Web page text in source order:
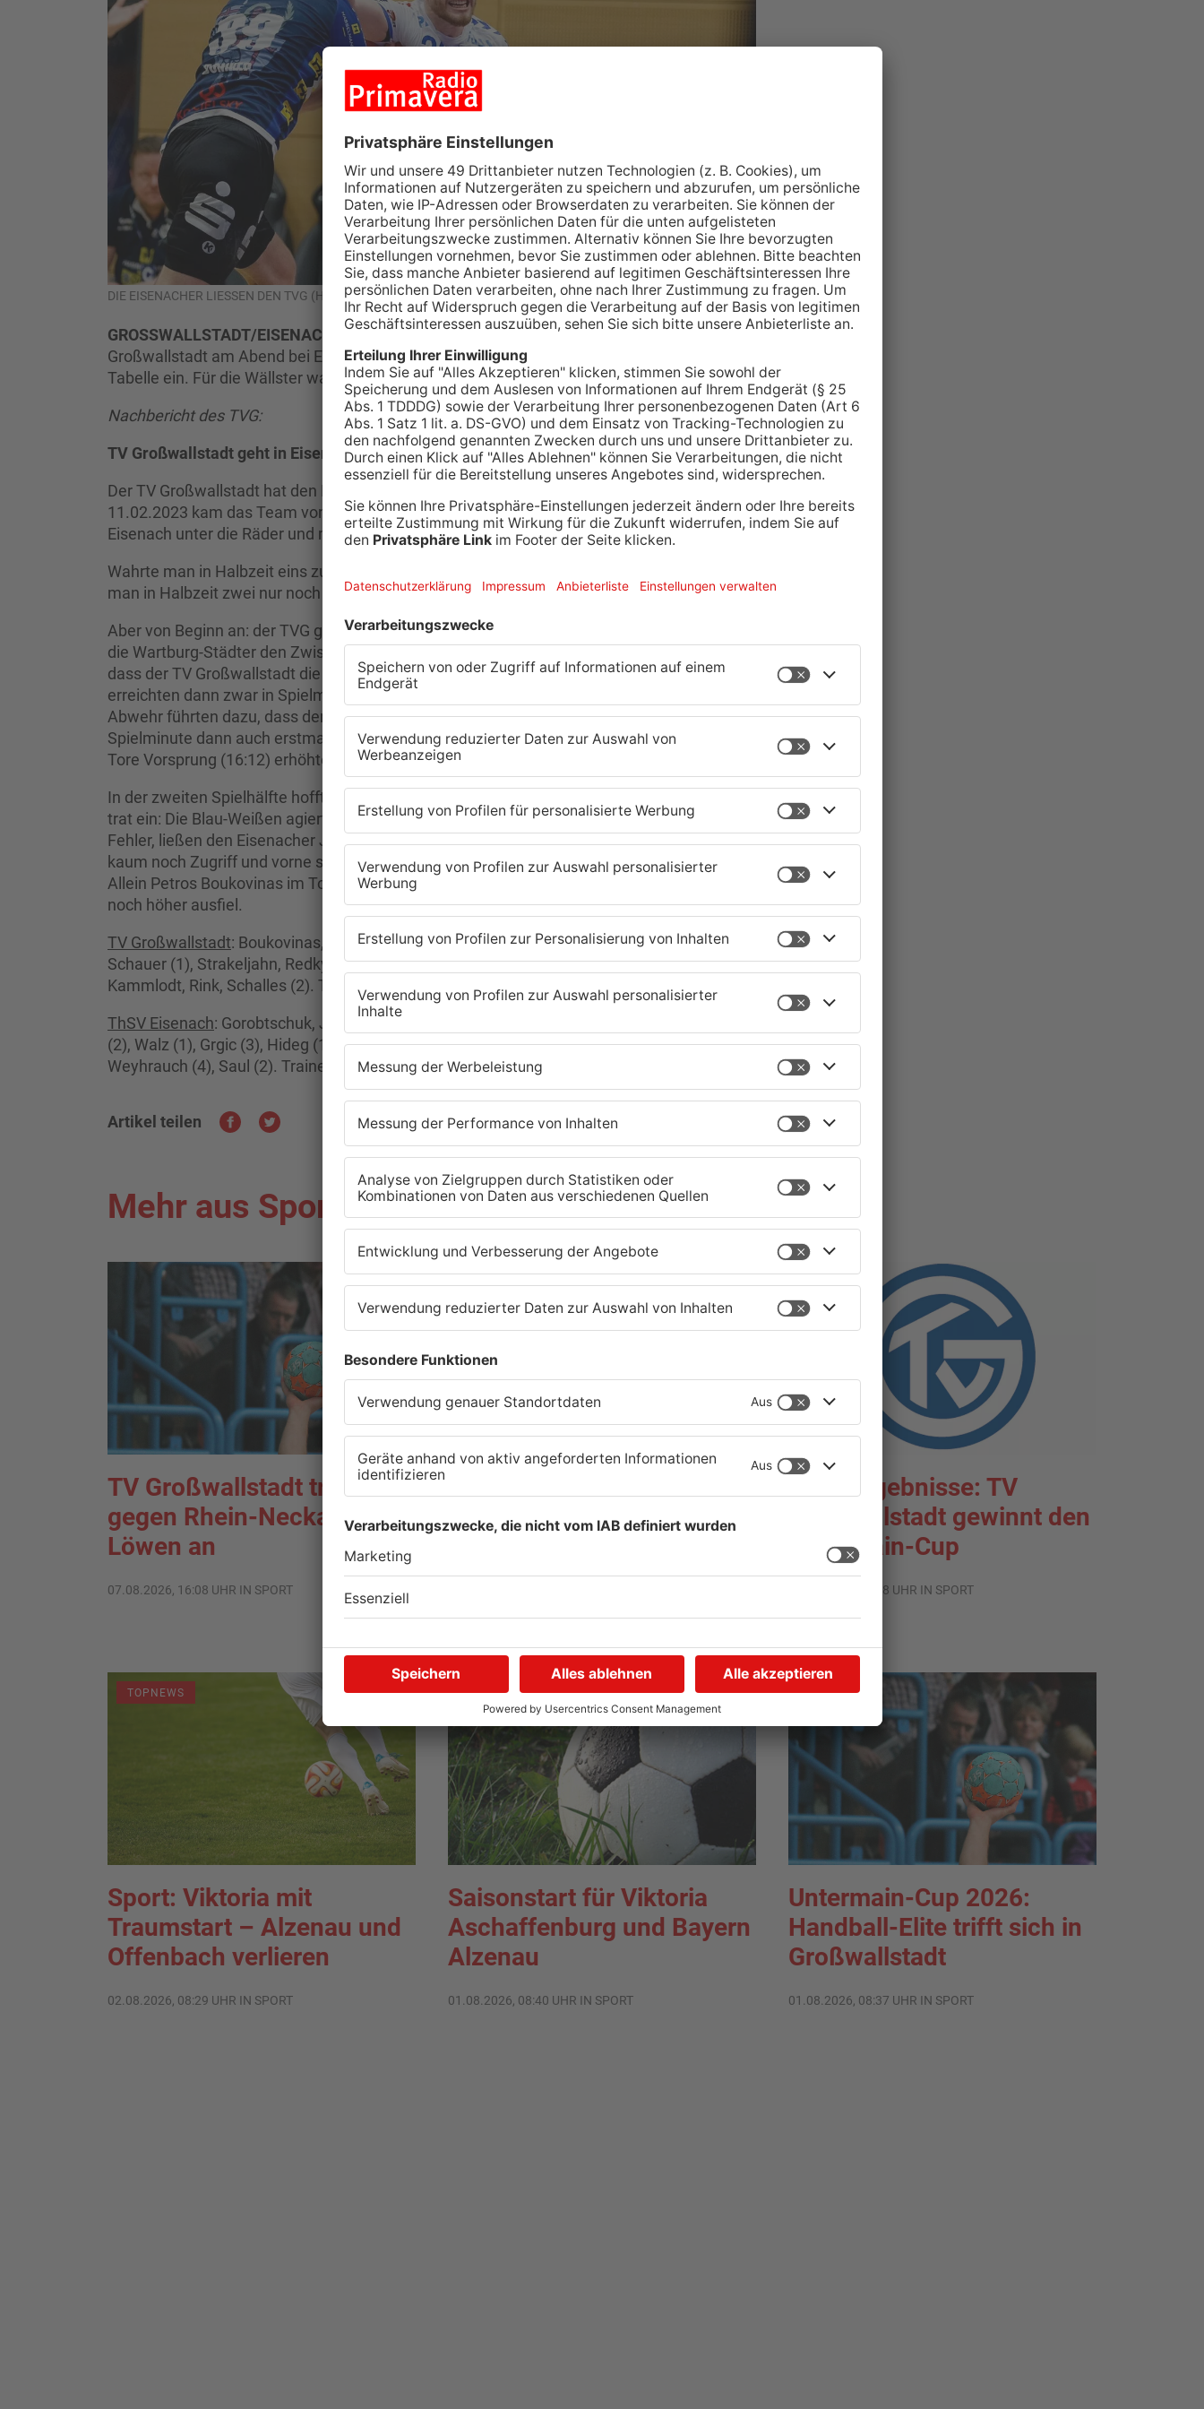
DIE EISENACHER LIESSEN DEN TVG (HIER: WULLENWEBER) NICHT ZUR ENTFALTUNG KOMMEN
GROSSWALLSTADT/EISENACH.
In der 2. Handball-Bundesliga unterlag der TV
Großwallstadt am Abend bei Eisenach mit 19:31. Damit reiht sich der TVG auf Platz 11 der
Tabelle ein. Für die Wällster war es bereits das dritte Pflichtspiel in acht Tagen.
Nachbericht des TVG:
TV Großwallstadt geht in Eisenach unter
Der TV Großwallstadt hat den Rückrundenauftakt völlig verspielt. Am Samstag, den
11.02.2023 kam das Team von Trainer Slava Lochman beim Tabellenzweiten ThSV
Eisenach unter die Räder und musste eine bittere 31:19-Niederlage verkraften.
Wahrte man in Halbzeit eins zumindest noch die Chance auf ein gutes Ergebnis, so brachte
man in Halbzeit zwei nur noch 7 Tore zustande und verkaufte sich unter Wert.
Aber von Beginn an: der TVG ging zunächst mit 0:1 und 1:2 in Führung, dann aber drehten
die Wartburg-Städter den Zwischenstand auf 3:2 und 6:4. Besonders ärgerlich dabei war,
dass der TV Großwallstadt die Überzahlsituationen nicht für sich nutzen konnte. Die Gäste
erreichten dann zwar in Spielminute 15 den Ausgleich zum 6:6, aber die Defizite in der
Abwehr führten dazu, dass der Gastgeber wieder die Führung übernahm und in der 24.
Spielminute dann auch erstmals mit 3 Toren vorne lag, welche man bis zur Pause auf vier
Tore Vorsprung (16:12) erhöhte.
In der zweiten Spielhälfte hoffte man auf ein Aufbäumen der Wällster, doch das Gegenteil
trat ein: Die Blau-Weißen agierten völlig von der Rolle, produzierten viel zu viele technische
Fehler, ließen den Eisenacher Jannis Schneibel schalten und walten, die Defensive fand
kaum noch Zugriff und vorne scheiterte man immer wieder an Torhüter Johannes Jespen.
Allein Petros Boukovinas im Tor des TVG war es zu verdanken, dass das Endergebnis nicht
noch höher ausfiel.
TV Großwallstadt: Boukovinas, Ohm; Klenk (1), Babarskas, Eisenträger (1), Bandlow (6/3),
Schauer (1), Strakeljahn, Redkyn (1), Wullenweber (1), Corak (5), Stark (1), Munzinger,
Kammlodt, Rink, Schalles (2). Trainer: Lochman
ThSV Eisenach: Gorobtschuk, Jepsen; Reichmuth (1), Hübke (1), Hangstein (4/1), Ulshöfer
(2), Walz (1), Grgic (3), Hideg (1), Tokic, Meyer, Donker, Schneibel (9), Snajder (3),
Weyhrauch (4), Saul (2). Trainer: Kaufmann
Artikel teilen
Mehr aus Sport
TV Großwallstadt tritt
gegen Rhein-Neckar
Löwen an
07.08.2026, 16:08 UHR IN SPORT
Aschaffenburg verliert
Sportergebnisse: TV
Großwallstadt gewinnt den
Untermain-Cup
03.08.2026, 07:38 UHR IN SPORT
TOPNEWS
Sport: Viktoria mit
Traumstart – Alzenau und
Offenbach verlieren
02.08.2026, 08:29 UHR IN SPORT
TOPNEWS
Saisonstart für Viktoria
Aschaffenburg und Bayern
Alzenau
01.08.2026, 08:40 UHR IN SPORT
TOPNEWS
Untermain-Cup 2026:
Handball-Elite trifft sich in
Großwallstadt
01.08.2026, 08:37 UHR IN SPORT